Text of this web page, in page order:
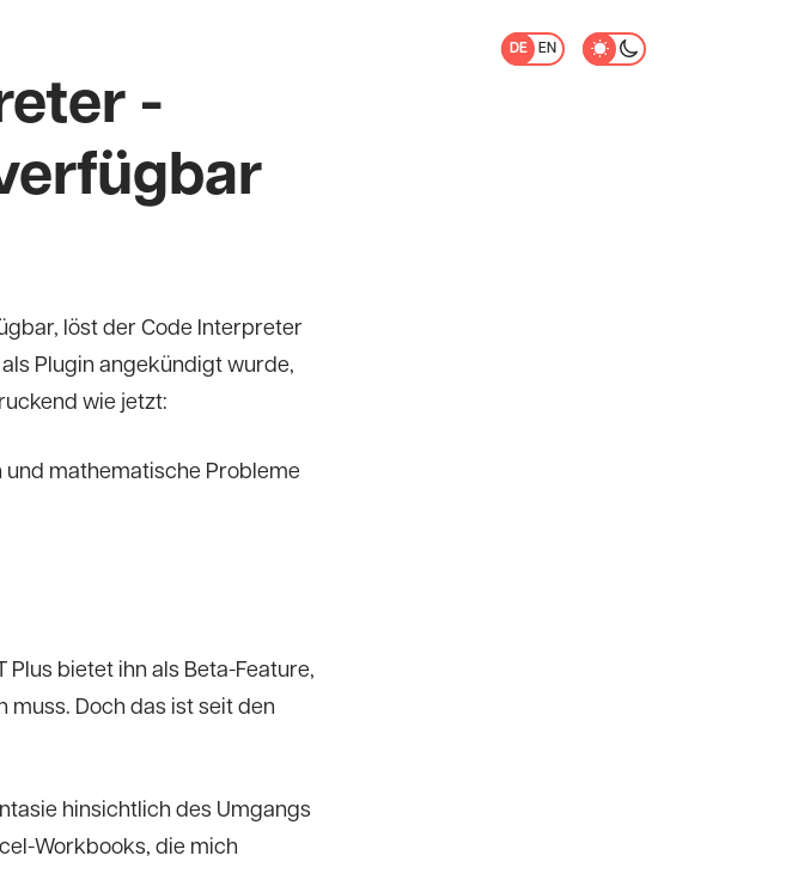
DE EN
-
löst der Code Interpreter
Plugin angekündigt wurde,
wie jetzt:
und mathematische Probleme
Plus bietet ihn als Beta-Feature,
Doch das ist seit den
hinsichtlich des Umgangs
Workbooks, die mich